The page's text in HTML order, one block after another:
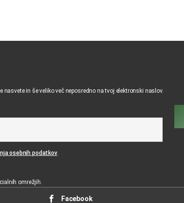
nasvete in še veliko več neposredno na tvoj elektronski naslov.
osebnih podatkov.
omrežjih.
Facebook